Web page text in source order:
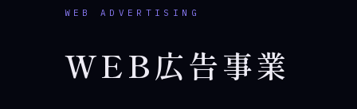
WEB ADVERTISING
WEB広告事業